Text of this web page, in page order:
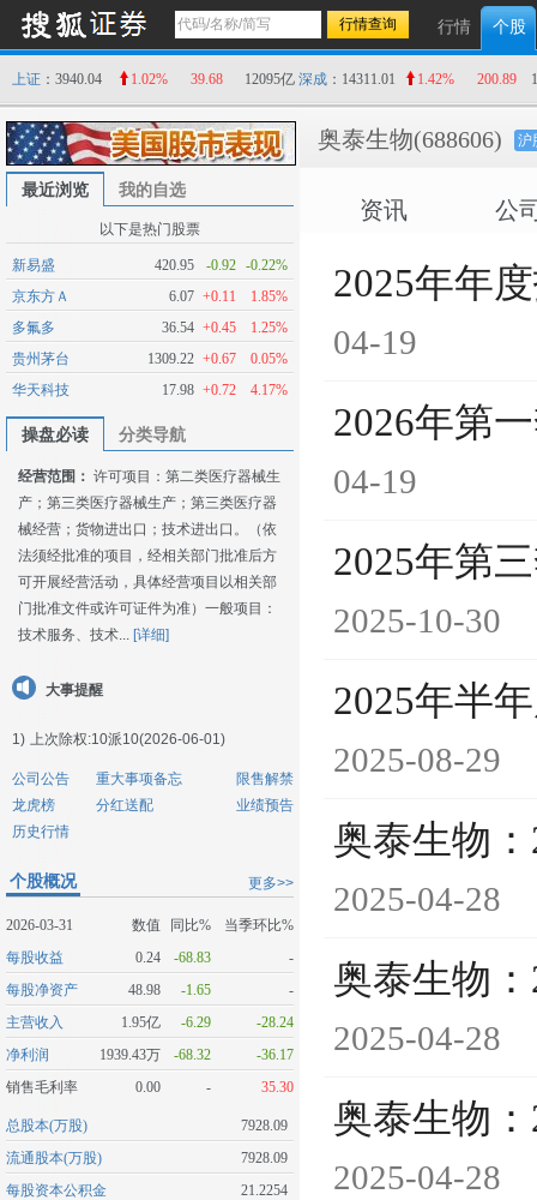
行情 个股
上证 ：3940.04 1.02% 39.68 12095亿 深成 ：14311.01 1.42% 200.89
最近浏览 我的自选
以下是热门股票
新易盛 420.95 -0.92 -0.22%
京东方Ａ
6.07 +0.11
1.85%
多氟多
36.54 +0.45
1.25%
贵州茅台
1309.22 +0.67
0.05%
华天科技
17.98 +0.72 4.17%
操盘必读 分类导航
经营范围： 许可项目：第二类医疗器械生
产；第三类医疗器械生产；第三类医疗器
械经营；货物进出口；技术进出口。（依
法须经批准的项目，经相关部门批准后方
可开展经营活动，具体经营项目以相关部
门批准文件或许可证件为准）一般项目：
技术服务、技术... [详细]
大事提醒
1) 上次除权:10派10(2026-06-01)
公司公告 重大事项备忘
限售解禁
龙虎榜
分红送配
业绩预告
历史行情
更多>>
个股概况
2026-03-31 数值 同比%
当季环比%
每股收益
0.24 -68.83
-
每股净资产
48.98 -1.65
-
主营收入
1.95亿 -6.29
-28.24
净利润
1939.43万 -68.32
-36.17
销售毛利率
0.00 - 35.30
总股本(万股)
7928.09
流通股本(万股)
7928.09
每股资本公积金
21.2254
奥泰生物(688606) 沪
资讯 公
2025年年
04-19
2026年第
04-19
2025年第
2025-10-30
2025年半
2025-08-29
奥泰生物
2025-04-28
奥泰生物
2025-04-28
奥泰生物
2025-04-28